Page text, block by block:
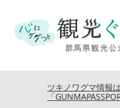
ツキノワグマ情報
「